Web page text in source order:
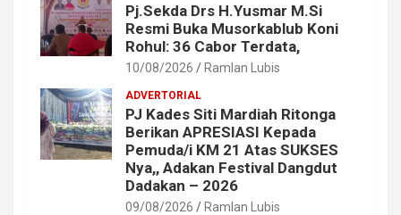
Pj.Sekda Drs H.Yusmar M.Si
Resmi Buka Musorkablub Koni
Rohul: 36 Cabor Terdata,
10/08/2026 Ramlan Lubis
ADVERTORIAL
PJ Kades Siti Mardiah Ritonga
Berikan APRESIASI Kepada
Pemuda/i KM 21 Atas SUKSES
Nya,, Adakan Festival Dangdut
Dadakan – 2026
09/08/2026 Ramlan Lubis